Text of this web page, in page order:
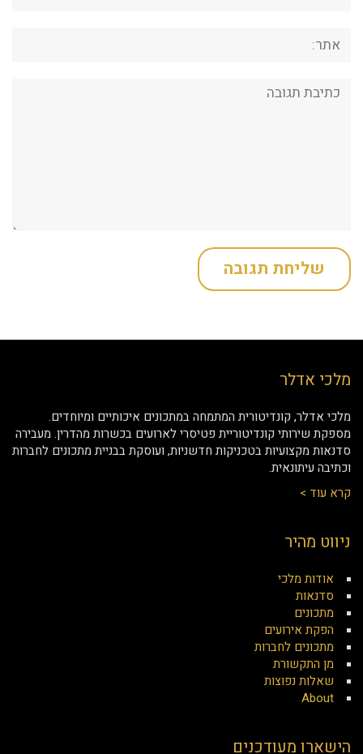
תגובה:
מלכי אדלר
מלכי אדלר, קונדיטורית המתמחה במתכונים איכותיים ומיוחדים.
מספקת שירותי קונדיטוריית פטיסרי לארועים בכשרות מהדרין. מעבירה
סדנאות מקצועיות בטכניקות חדשניות, ועוסקת בבניית מתכונים לחברות
וכתיבה עיתונאית.
קרא עוד >
ניווט מהיר
אודות מלכי
סדנאות
מתכונים
הפקת אירועים
מתכונים לחברות
מן התקשורת
שאלות נפוצות
About
הישארו מעודכנים